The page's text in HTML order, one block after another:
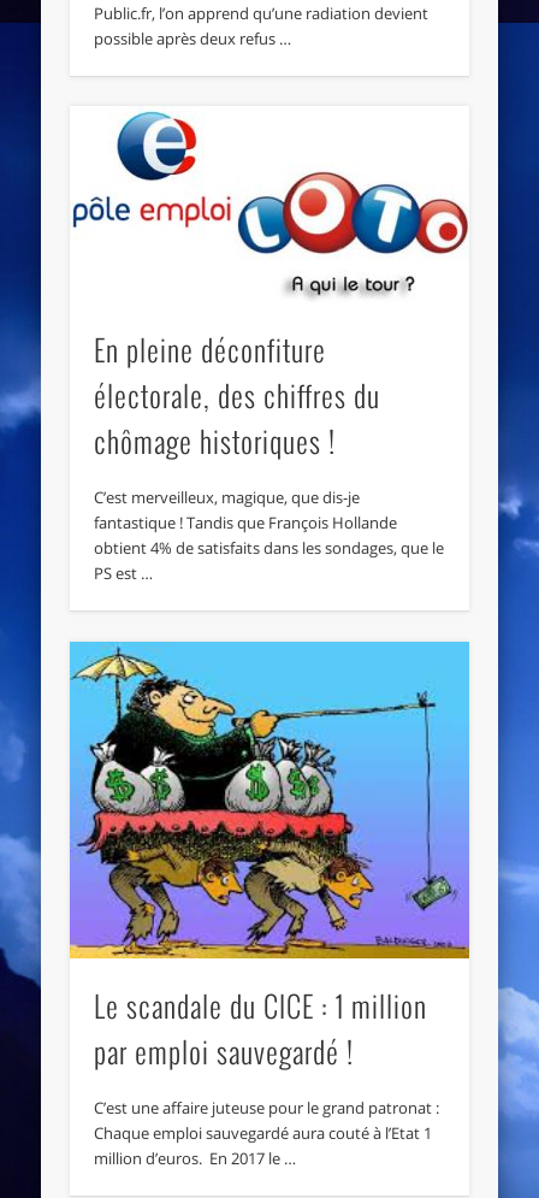
Public.fr, l’on apprend qu’une radiation devient
possible après deux refus …
En pleine déconfiture
électorale, des chiffres du
chômage historiques !
C’est merveilleux, magique, que dis-je
fantastique ! Tandis que François Hollande
obtient 4% de satisfaits dans les sondages, que le
PS est …
Le scandale du CICE : 1 million
par emploi sauvegardé !
C’est une affaire juteuse pour le grand patronat :
Chaque emploi sauvegardé aura couté à l’Etat 1
million d’euros. En 2017 le …